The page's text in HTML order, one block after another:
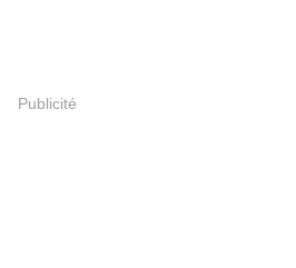
Publicité